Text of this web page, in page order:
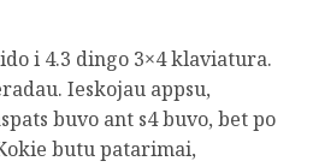
i 4.3 dingo 3×4 klaviatura.
Ieskojau appsu,
buvo ant s4 buvo, bet po
butu patarimai,